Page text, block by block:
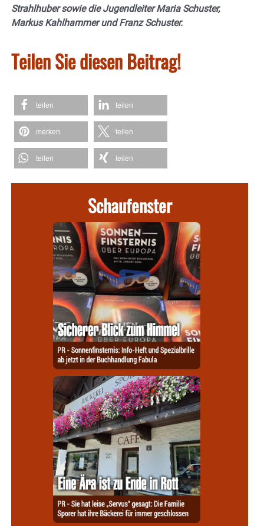
Strahlhuber sowie die Jugendleiter Maria Schuster,
Markus Kahlhammer und Franz Schuster.
Teilen Sie diesen Beitrag!
teilen teilen
merken teilen
teilen teilen
Schaufenster